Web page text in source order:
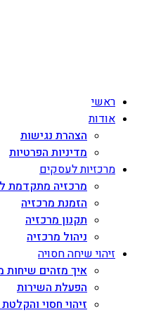
ראשי
אודות
הצהרת נגישות
מדיניות הפרטיות
מרכזיות לעסקים
מרכזיה מתקדמת
הזמנת מרכזיה
תקנון מרכזיה
ניהול מרכזיה
זיהוי שיחה חסויה
איך מזהים שיחות
הפעלת השירות
זיהוי חסוי